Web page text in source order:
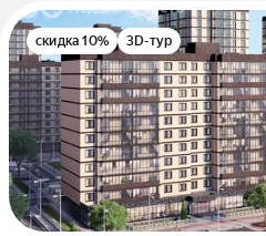
скидка 10% 3D-тур